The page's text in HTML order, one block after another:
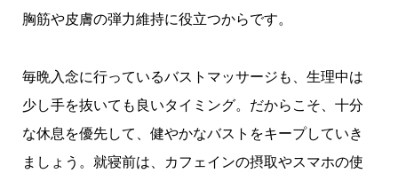
胸筋や皮膚の弾力維持に役立つからです。
毎晩入念に行っているバストマッサージも、生理中は
少し手を抜いても良いタイミング。だからこそ、十分
な休息を優先して、健やかなバストをキープしていき
ましょう。就寝前は、カフェインの摂取やスマホの使